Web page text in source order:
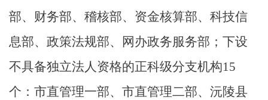
部、财务部、稽核部、资金核算部、科技信
息部、政策法规部、网办政务服务部；下设
不具备独立法人资格的正科级分支机构15
个：市直管理一部、市直管理二部、沅陵县